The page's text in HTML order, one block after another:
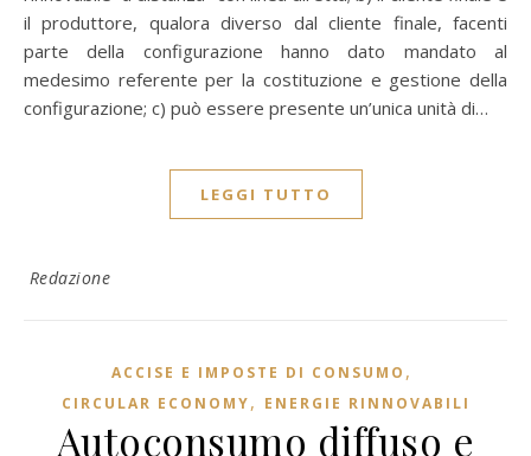
il produttore, qualora diverso dal cliente finale, facenti
parte della configurazione hanno dato mandato al
medesimo referente per la costituzione e gestione della
configurazione; c) può essere presente un’unica unità di…
LEGGI TUTTO
Redazione
ACCISE E IMPOSTE DI CONSUMO ,
CIRCULAR ECONOMY, ENERGIE RINNOVABILI
Autoconsumo diffuso e